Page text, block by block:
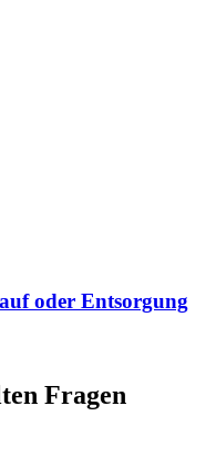
oder Entsorgung
Fragen